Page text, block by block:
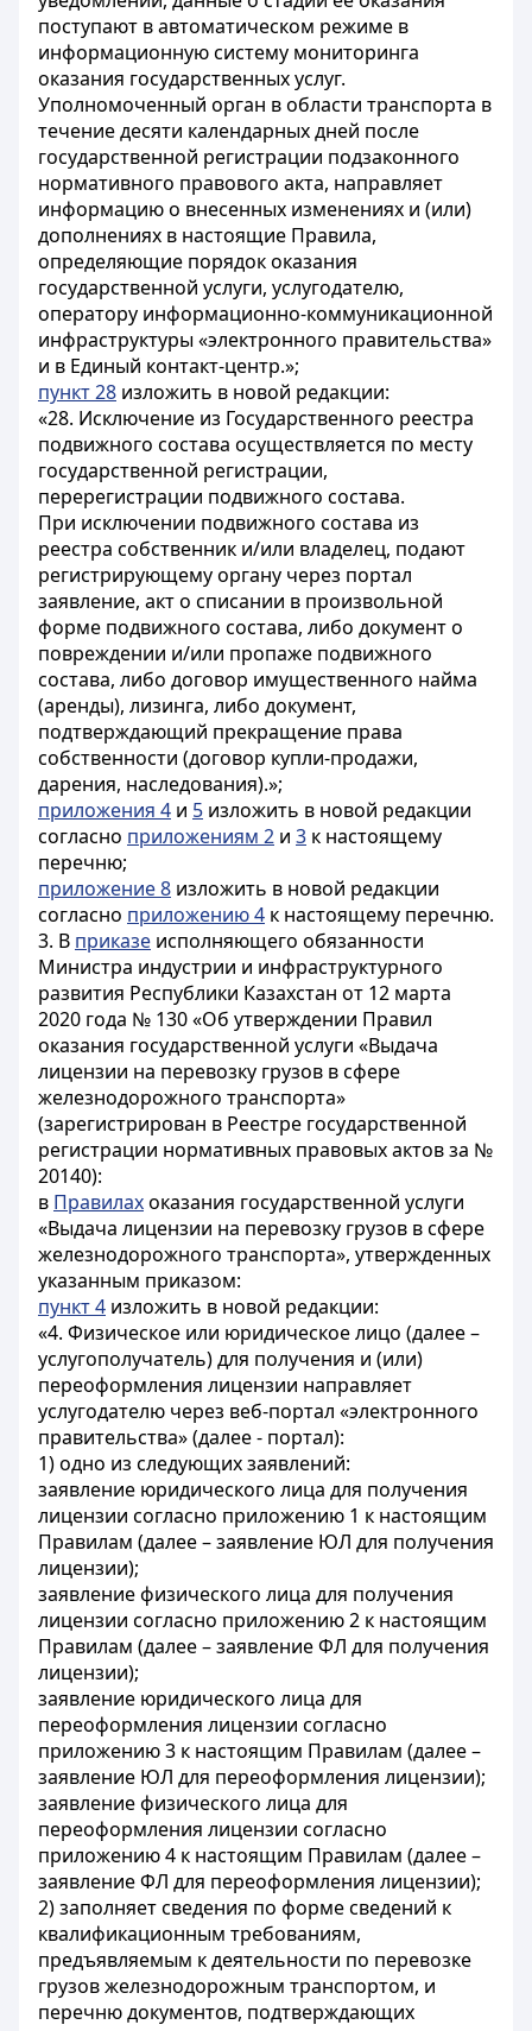
поступают в автоматическом режиме в
информационную систему мониторинга
оказания государственных услуг.
Уполномоченный орган в области транспорта в
течение десяти календарных дней после
государственной регистрации подзаконного
нормативного правового акта, направляет
информацию о внесенных изменениях и (или)
дополнениях в настоящие Правила,
определяющие порядок оказания
государственной услуги, услугодателю,
оператору информационно-коммуникационной
инфраструктуры «электронного правительства»
и в Единый контакт-центр.»;
пункт 28 изложить в новой редакции:
«28. Исключение из Государственного реестра
подвижного состава осуществляется по месту
государственной регистрации,
перерегистрации подвижного состава.
При исключении подвижного состава из
реестра собственник и/или владелец, подают
регистрирующему органу через портал
заявление, акт о списании в произвольной
форме подвижного состава, либо документ о
повреждении и/или пропаже подвижного
состава, либо договор имущественного найма
(аренды), лизинга, либо документ,
подтверждающий прекращение права
собственности (договор купли-продажи,
дарения, наследования).»;
приложения 4 и 5 изложить в новой редакции
согласно приложениям 2 и 3 к настоящему
перечню;
приложение 8 изложить в новой редакции
согласно приложению 4 к настоящему перечню.
3. В приказе исполняющего обязанности
Министра индустрии и инфраструктурного
развития Республики Казахстан от 12 марта
2020 года № 130 «Об утверждении Правил
оказания государственной услуги «Выдача
лицензии на перевозку грузов в сфере
железнодорожного транспорта»
(зарегистрирован в Реестре государственной
регистрации нормативных правовых актов за №
20140):
в Правилахоказания государственной услуги
«Выдача лицензии на перевозку грузов в сфере
железнодорожного транспорта», утвержденных
указанным приказом:
пункт 4 изложить в новой редакции:
«4. Физическое или юридическое лицо (далее –
услугополучатель) для получения и (или)
переоформления лицензии направляет
услугодателю через веб-портал «электронного
правительства» (далее - портал):
1) одно из следующих заявлений:
заявление юридического лица для получения
лицензии согласно приложению 1 к настоящим
Правилам (далее – заявление ЮЛ для получения
лицензии);
заявление физического лица для получения
лицензии согласно приложению 2 к настоящим
Правилам (далее – заявление ФЛ для получения
лицензии);
заявление юридического лица для
переоформления лицензии согласно
приложению 3 к настоящим Правилам (далее –
заявление ЮЛ для переоформления лицензии);
заявление физического лица для
переоформления лицензии согласно
приложению 4 к настоящим Правилам (далее –
заявление ФЛ для переоформления лицензии);
2) заполняет сведения по форме сведений к
квалификационным требованиям,
предъявляемым к деятельности по перевозке
грузов железнодорожным транспортом, и
перечню документов, подтверждающих